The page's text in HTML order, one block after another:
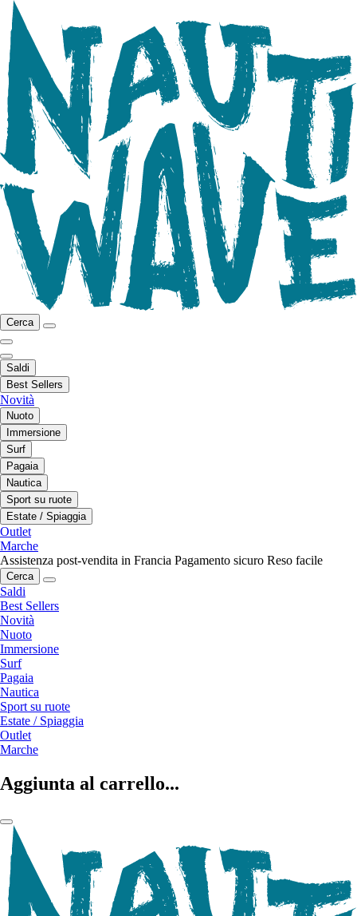
Cerca
Saldi
Best Sellers
Novità
Nuoto
Immersione
Surf
Pagaia
Nautica
Sport su ruote
Estate / Spiaggia
Outlet
Marche
Assistenza post-vendita in Francia Pagamento sicuro Reso facile
Cerca
Saldi
Best Sellers
Novità
Nuoto
Immersione
Surf
Pagaia
Nautica
Sport su ruote
Estate / Spiaggia
Outlet
Marche
Aggiunta al carrello...